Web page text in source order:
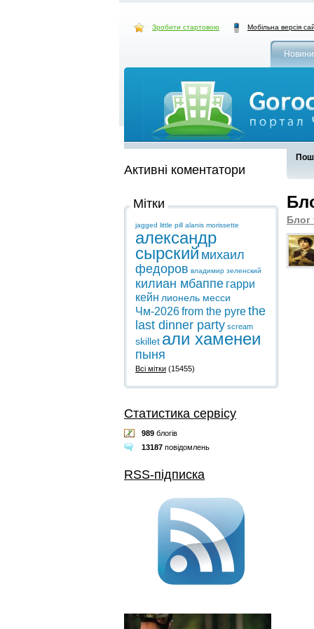
Зробити стартовою Мобільна версія
Новини
Блог
Активні коментатори
Мітки
jagged little pill alanis morissette
александр
сырский михаил
федоров владимир зеленский
килиан мбаппе гарри
кейн лионель месси
Чм-2026from the pyrethe
last dinner party scream
skillet али хаменеи
пыня
Всі мітки (15455)
Статистика сервісу
989 блогів
13187 повідомлень
RSS-підписка